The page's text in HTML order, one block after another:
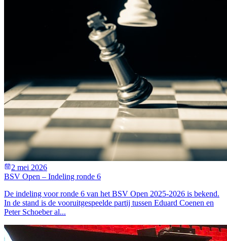
2 mei 2026
BSV Open – Indeling ronde 6
De indeling voor ronde 6 van het BSV Open 2025-2026 is bekend.
In de stand is de vooruitgespeelde partij tussen Eduard Coenen en
Peter Schoeber al...